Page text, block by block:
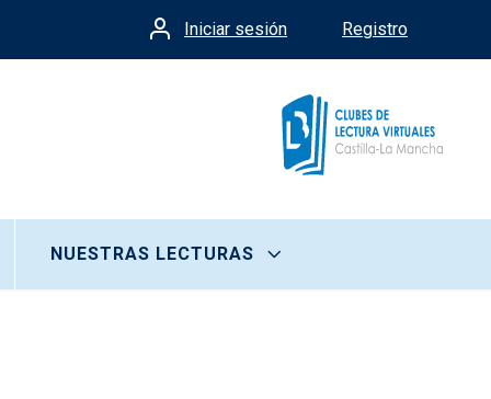
Menú de cuenta de
Iniciar sesión Registro
NUESTRAS LECTURAS